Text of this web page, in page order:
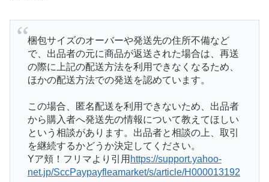
梱包サイズのオーバーや発送先の住所不備など
で、出品者の元に商品が返送された場合は、再送
の際に上記の配送方法を利用できなくなるため、
ほかの配送方法での発送を認めています。
この場合、匿名配送を利用できないため、出品者
から購入者へ発送先の情報について教えてほしい
という相談があります。出品者と相談の上、取引
を継続するかどうか決定してください。
Yア頬！フリマより引用 https://support.yahoo-
net.jp/SccPaypayfleamarket/s/article/H000013192